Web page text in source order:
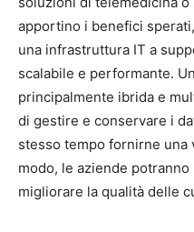
apportino i benefici
una infrastruttura IT a
scalabile e performante.
principalmente ibrida e
di gestire e conservare i
stesso tempo fornirne una
modo, le aziende
migliorare la qualità delle